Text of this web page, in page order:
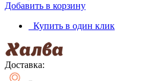
Добавить в корзину
Купить в один клик
Доставка: